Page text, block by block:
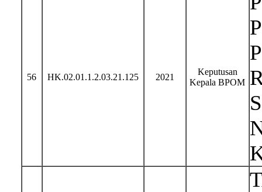
56 HK.02.01.1.2.03.21.125 2021
Keputusan
Kepala BPOM